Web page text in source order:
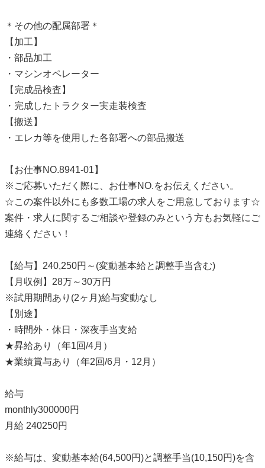
＊その他の配属部署＊
【加工】
・部品加工
・マシンオペレーター
【完成品検査】
・完成したトラクター実走装検査
【搬送】
・エレカ等を使用した各部署への部品搬送
【お仕事NO.8941-01】
※ご応募いただく際に、お仕事NO.をお伝えください。
☆この案件以外にも多数工場の求人をご用意しております☆
案件・求人に関するご相談や登録のみという方もお気軽にご
連絡ください！
【給与】240,250円～(変動基本給と調整手当含む)
【月収例】28万～30万円
※試用期間あり(2ヶ月)給与変動なし
【別途】
・時間外・休日・深夜手当支給
★昇給あり（年1回/4月）
★業績賞与あり（年2回/6月・12月）
給与
monthly300000円
月給 240250円
※給与は、変動基本給(64,500円)と調整手当(10,150円)を含